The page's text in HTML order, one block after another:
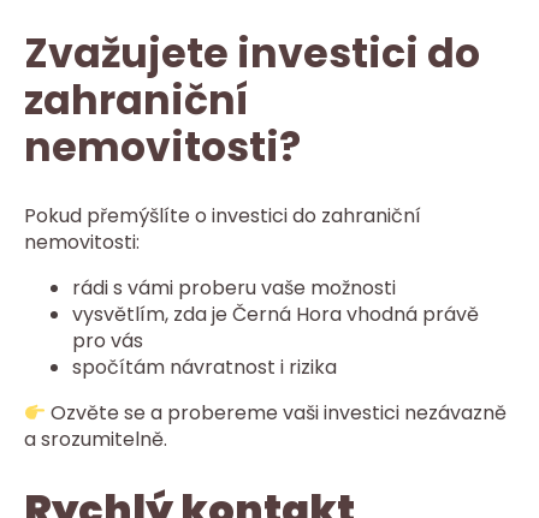
Zvažujete investici do
zahraniční
nemovitosti?
Pokud přemýšlíte o investici do zahraniční
nemovitosti:
rádi s vámi proberu vaše možnosti
vysvětlím, zda je Černá Hora vhodná právě
pro vás
spočítám návratnost i rizika
Ozvěte se a probereme vaši investici nezávazně
a srozumitelně.